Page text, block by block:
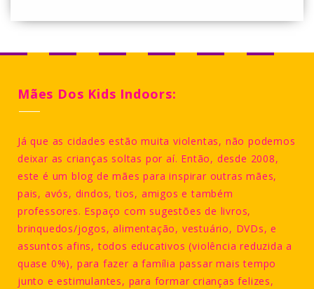
Mães Dos Kids Indoors:
Já que as cidades estão muita violentas, não podemos
deixar as crianças soltas por aí. Então, desde 2008,
este é um blog de mães para inspirar outras mães,
pais, avós, dindos, tios, amigos e também
professores. Espaço com sugestões de livros,
brinquedos/jogos, alimentação, vestuário, DVDs, e
assuntos afins, todos educativos (violência reduzida a
quase 0%), para fazer a família passar mais tempo
junto e estimulantes, para formar crianças felizes,